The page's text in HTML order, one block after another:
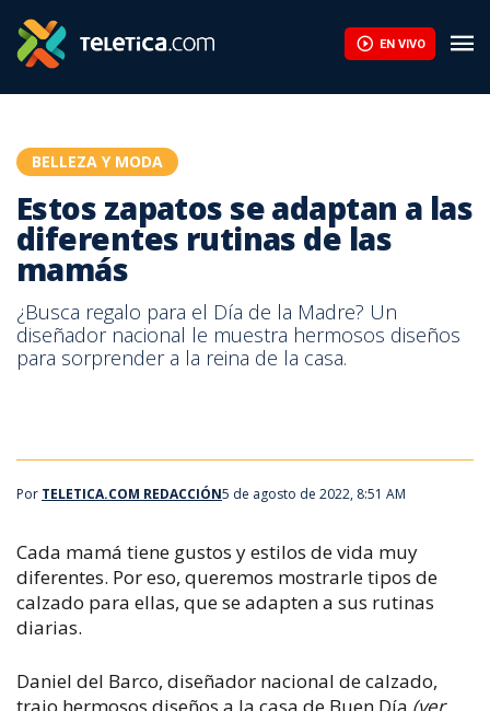
EN VIVO
BELLEZA Y MODA
Estos zapatos se adaptan a las
diferentes rutinas de las
mamás
¿Busca regalo para el Día de la Madre? Un
diseñador nacional le muestra hermosos diseños
para sorprender a la reina de la casa.
Por TELETICA.COM REDACCIÓN5 de agosto de 2022, 8:51 AM
Cada mamá tiene gustos y estilos de vida muy
diferentes. Por eso, queremos mostrarle tipos de
calzado para ellas, que se adapten a sus rutinas
diarias.
Daniel del Barco, diseñador nacional de calzado,
trajo hermosos diseños a la casa de Buen Día (ver